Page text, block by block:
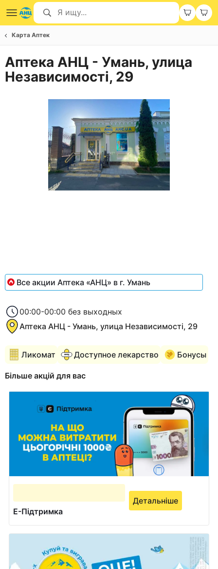
Карта Аптек
Аптека АНЦ - Умань, улица
Независимості, 29
Все акции Аптека «АНЦ» в г. Умань
00:00-00:00 без выходных
Аптека АНЦ - Умань, улица Независимості, 29
Ликомат Доступное лекарство Бонусы
Більше акцій для вас
Е-Підтримка
Детальніше